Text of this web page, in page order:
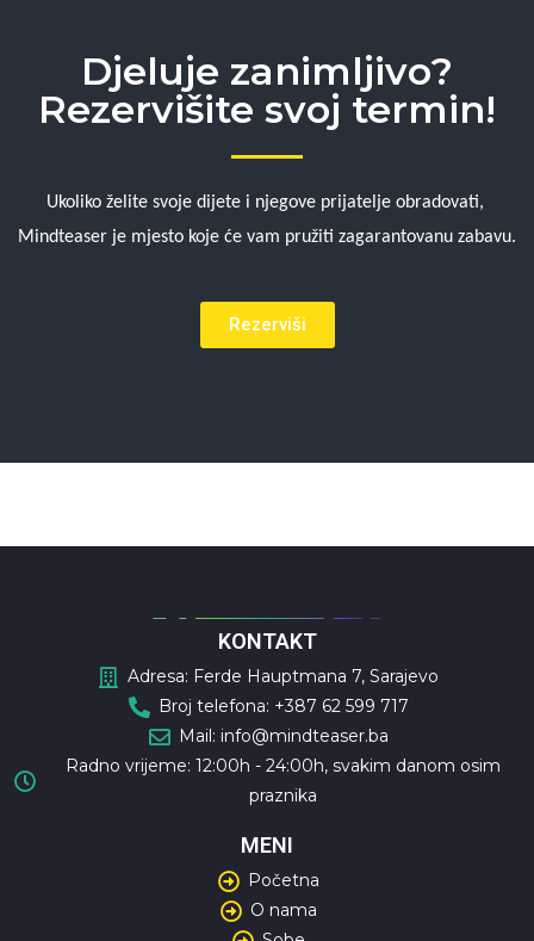
Djeluje zanimljivo?
Rezervišite svoj termin!
Ukoliko želite svoje dijete i njegove prijatelje obradovati,
Mindteaser je mjesto koje će vam pružiti zagarantovanu zabavu.
Rezerviši
KONTAKT
Adresa: Ferde Hauptmana 7, Sarajevo
Broj telefona: +387 62 599 717
Mail: info@mindteaser.ba
Radno vrijeme: 12:00h - 24:00h, svakim danom osim
praznika
MENI
Početna
O nama